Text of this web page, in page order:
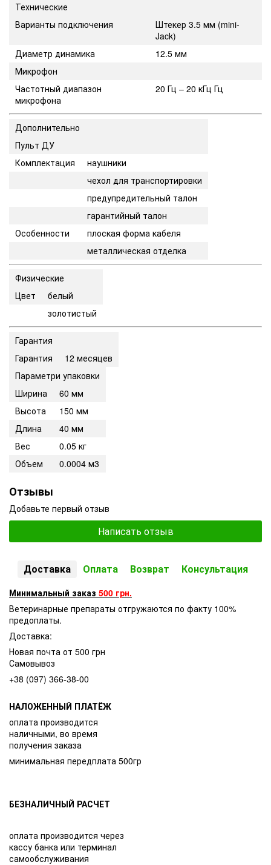
Технические
Варианты подключения
Штекер 3.5 мм (mini-
Jack)
Диаметр динамика
12.5 мм
Микрофон
Частотный диапазон
микрофона
20 Гц – 20 кГц Гц
Дополнительно
Пульт ДУ
Комплектация
наушники
чехол для транспортировки
предупредительный талон
гарантийный талон
Особенности
плоская форма кабеля
металлическая отделка
Физические
Цвет
белый
золотистый
Гарантия
Гарантия
12 месяцев
Параметри упаковки
Ширина
60 мм
Высота
150 мм
Длина
40 мм
Вес
0.05 кг
Объем
0.0004 м3
Отзывы
Добавьте первый отзыв
Написать отзыв
Доставка Оплата Возврат Консультация
Минимальный заказ 500 грн.
Ветеринарные препараты отгружаются по факту 100%
предоплаты.
Доставка:
Новая почта от 500 грн
Самовывоз
+38 (097) 366-38-00
НАЛОЖЕННЫЙ ПЛАТЁЖ
оплата производится
наличными, во время
получения заказа
минимальная передплата 500гр
БЕЗНАЛИЧНЫЙ РАСЧЕТ
оплата производится через
кассу банка или терминал
самообслуживания